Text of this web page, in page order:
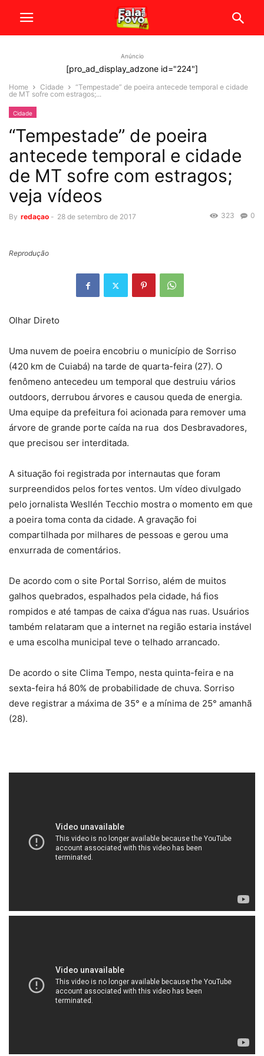
Anúncio
[pro_ad_display_adzone id="224"]
Home Cidade
“Tempestade” de poeira antecede temporal e cidade
de MT sofre com estragos;...
Cidade
“Tempestade” de poeira
antecede temporal e cidade
de MT sofre com estragos;
veja vídeos
By redaçao - 28 de setembro de 2017 0
323
Reprodução
Olhar Direto
Uma nuvem de poeira encobriu o município de Sorriso
(420 km de Cuiabá) na tarde de quarta-feira (27). O
fenômeno antecedeu um temporal que destruiu vários
outdoors, derrubou árvores e causou queda de energia.
Uma equipe da prefeitura foi acionada para remover uma
árvore de grande porte caída na rua dos Desbravadores,
que precisou ser interditada.
A situação foi registrada por internautas que foram
surpreendidos pelos fortes ventos. Um vídeo divulgado
pelo jornalista Wesllén Tecchio mostra o momento em que
a poeira toma conta da cidade. A gravação foi
compartilhada por milhares de pessoas e gerou uma
enxurrada de comentários.
De acordo com o site Portal Sorriso, além de muitos
galhos quebrados, espalhados pela cidade, há fios
rompidos e até tampas de caixa d'água nas ruas. Usuários
também relataram que a internet na região estaria instável
e uma escolha municipal teve o telhado arrancado.
De acordo o site Clima Tempo, nesta quinta-feira e na
sexta-feira há 80% de probabilidade de chuva. Sorriso
deve registrar a máxima de 35° e a mínima de 25° amanhã
(28).